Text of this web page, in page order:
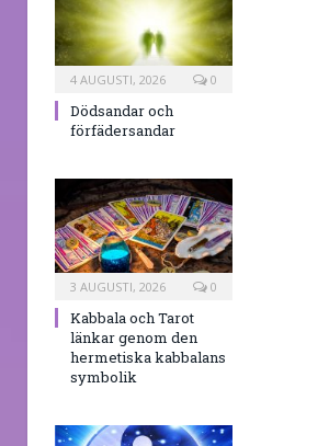
4 AUGUSTI, 2026 0
Dödsandar och
förfädersandar
3 AUGUSTI, 2026 0
Kabbala och Tarot
länkar genom den
hermetiska kabbalans
symbolik